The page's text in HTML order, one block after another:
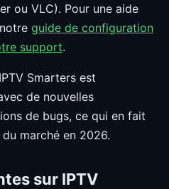
ou VLC). Pour une aide
guide de configuration
support.
Smarters est
de nouvelles
de bugs, ce qui en fait
marché en 2026.
sur IPTV